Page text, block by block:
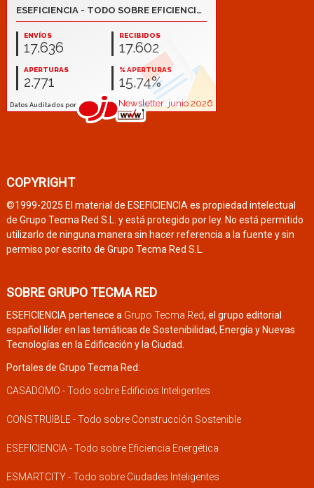
COPYRIGHT
©1999-2025 El material de ESEFICIENCIA es propiedad intelectual
de Grupo Tecma Red S.L. y está protegido por ley. No está permitido
utilizarlo de ninguna manera sin hacer referencia a la fuente y sin
permiso por escrito de Grupo Tecma Red S.L.
SOBRE GRUPO TECMA RED
ESEFICIENCIA pertenece a Grupo Tecma Red, el grupo editorial
español líder en las temáticas de Sostenibilidad, Energía y Nuevas
Tecnologías en la Edificación y la Ciudad.
Portales de Grupo Tecma Red:
CASADOMO - Todo sobre Edificios Inteligentes
CONSTRUIBLE - Todo sobre Construcción Sostenible
ESEFICIENCIA - Todo sobre Eficiencia Energética
ESMARTCITY - Todo sobre Ciudades Inteligentes